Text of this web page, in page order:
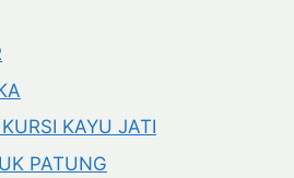
KAYU JATI
PATUNG